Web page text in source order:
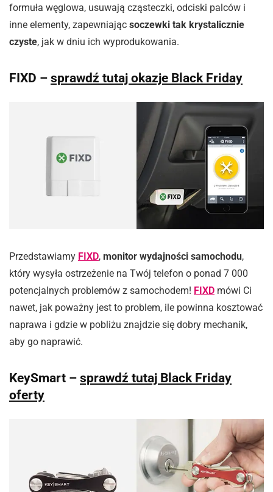
formuła węglowa, usuwają cząsteczki, odciski palców i
inne elementy, zapewniając soczewki tak krystalicznie
czyste, jak w dniu ich wyprodukowania.
FIXD – sprawdź tutaj okazje Black Friday
Przedstawiamy FIXD, monitor wydajności samochodu,
który wysyła ostrzeżenie na Twój telefon o ponad 7 000
potencjalnych problemów z samochodem! FIXD mówi Ci
nawet, jak poważny jest to problem, ile powinna kosztować
naprawa i gdzie w pobliżu znajdzie się dobry mechanik,
aby go naprawić.
KeySmart – sprawdź tutaj Black Friday
oferty